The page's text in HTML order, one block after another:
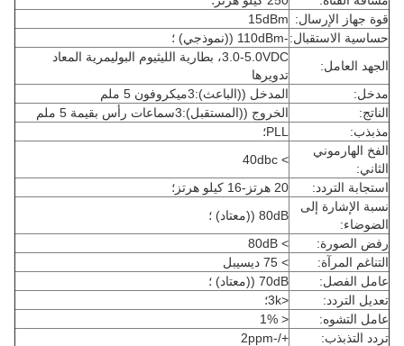
قوة جهاز الإرسال: 15dBm
حساسية الاستقبال:-110dBm ((نموذجي) ؛
الجهد العامل:
3.0-5.0VDC، بطارية الليثيوم البوليمرية المعاد
تدويرها
مدخل:
المدخل ((الباعث):3ميكروفون 5 ملم
الناتج:
الخروج ((المستقبل):3سماعات رأس بقيمة 5 ملم
مذبذب:
PLL؛
الفخ الهارموني
الثاني:
> 40dbc
استجابة التردد:
20 هرتز-16 كيلو هرتز؛
نسبة الإشارة إلى
الضوضاء:
80dB ((معتاد) ؛
رفض الصورة:
> 80dB
التناغم المرآة:
> 75 ديسيبل
عامل الفصل:
70dB ((معتاد) ؛
تعديل التردد:
<3k؛
عامل التشوه:
< 1%
تردد التذبذب:
+/-2ppm